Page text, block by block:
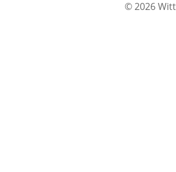
© 2026 Witt